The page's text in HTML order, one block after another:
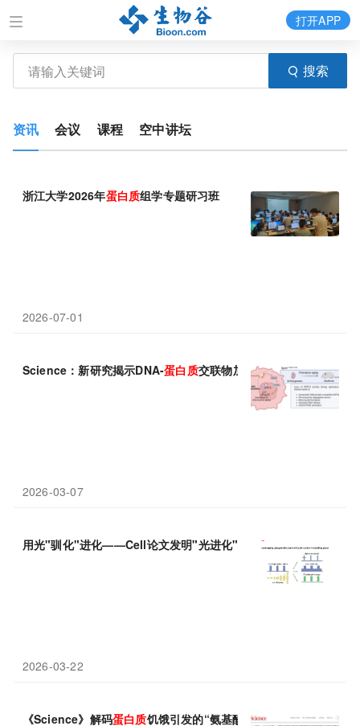
搜索
打开APP
资讯 会议 课程 空中讲坛
浙江大学2026年蛋白质组学专题研习班
2026-07-01
Science：新研究揭示DNA-蛋白质交联物加速衰老
2026-03-07
用光"驯化"进化——Cell论文发明"光进化"方法，打造动态智能
2026-03-22
《Science》解码蛋白质饥饿引发的“氨基酸食欲”